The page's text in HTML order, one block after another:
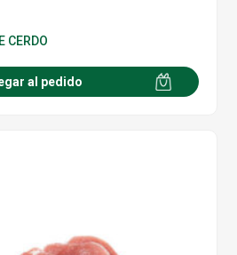
CERDO
al pedido